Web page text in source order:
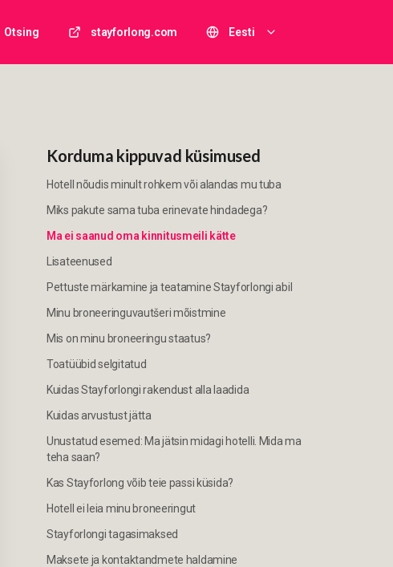
Otsing stayforlong.com Eesti
Korduma kippuvad küsimused
Hotell nõudis minult rohkem või alandas mu tuba
Miks pakute sama tuba erinevate hindadega?
Ma ei saanud oma kinnitusmeili kätte
Lisateenused
Pettuste märkamine ja teatamine Stayforlongi abil
Minu broneeringuvautšeri mõistmine
Mis on minu broneeringu staatus?
Toatüübid selgitatud
Kuidas Stayforlongi rakendust alla laadida
Kuidas arvustust jätta
Unustatud esemed: Ma jätsin midagi hotelli. Mida ma
teha saan?
Kas Stayforlong võib teie passi küsida?
Hotell ei leia minu broneeringut
Stayforlongi tagasimaksed
Maksete ja kontaktandmete haldamine